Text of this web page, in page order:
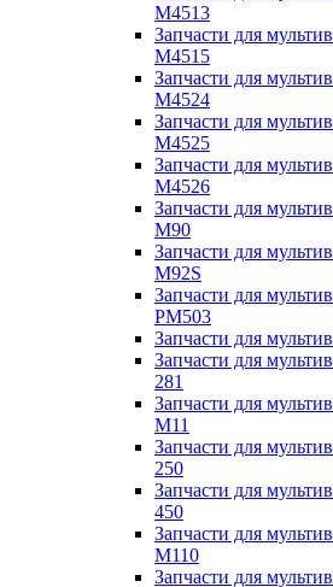
M4513
Запчасти для
M4515
Запчасти для
M4524
Запчасти для
M4525
Запчасти для
M4526
Запчасти для
M90
Запчасти для
M92S
Запчасти для
PM503
Запчасти для
Запчасти для
281
Запчасти для
M11
Запчасти для
250
Запчасти для
450
Запчасти для
M110
Запчасти для